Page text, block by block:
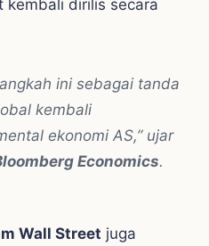
kembali dirilis secara
ini sebagai tanda
kembali
ekonomi AS,” ujar
Economics.
Wall Street juga